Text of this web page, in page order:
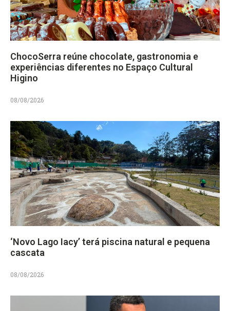
ChocoSerra reúne chocolate, gastronomia e
experiências diferentes no Espaço Cultural
Higino
08/08/2026
‘Novo Lago Iacy’ terá piscina natural e pequena
cascata
08/08/2026